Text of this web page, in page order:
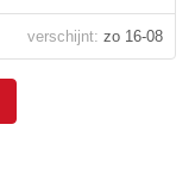
verschijnt: zo 16-08